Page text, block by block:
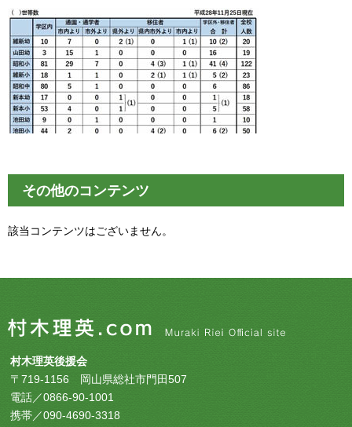
その他のコンテンツ
該当コンテンツはございません。
村木理英後援会
〒719-1156 岡山県総社市門田507
電話／0866-90-1001
携帯／090-4690-3318